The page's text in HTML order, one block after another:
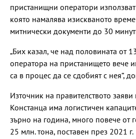
пристанищни оператори
която намалява изискваното
митнически документи до 30
„Бих казал, че над половината от
оператора на пристанището вече
са в процес да се сдобият с нея“,
Източник на правителството заяви
Констанца има логистичен
зърно на година, много повече от
25 млн. тона, поставен през 2021 г.